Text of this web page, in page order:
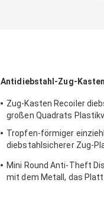
Antidiebstahl-Zug-Kasten
Zug-Kasten Recoiler
großen Quadrats
Tropfen-förmiger
diebstahlsicherer Zug-
Mini Round Anti-Theft
mit dem Metall, das